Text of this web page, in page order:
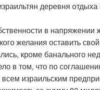
деревня
в
желания оставить
кроме банального
в том, что по
всем израильским